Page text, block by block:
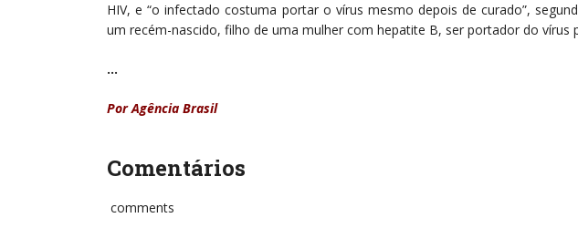
HIV, e “o infectado costuma portar o vírus mesmo depois de curado”,
um recém-nascido, filho de uma mulher com hepatite B, ser portador do vírus
…
Por Agência Brasil
Comentários
comments